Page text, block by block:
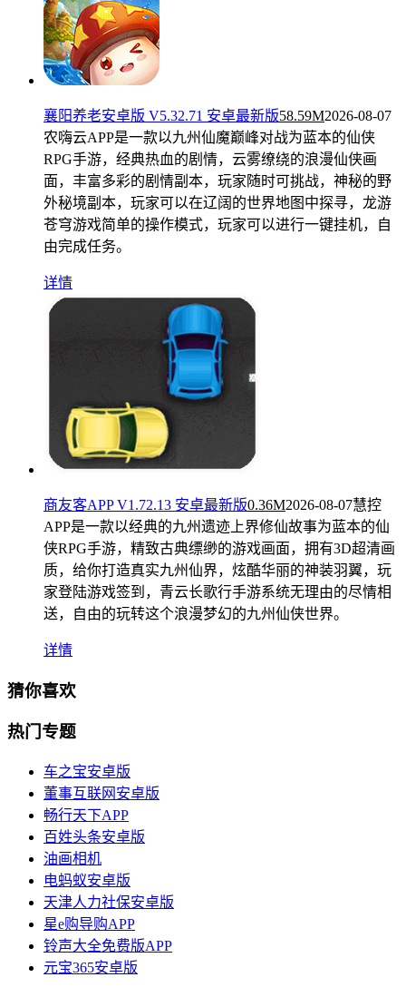
襄阳养老安卓版 V5.32.71 安卓最新版58.59M2026-08-07
农嗨云APP是一款以九州仙魔巅峰对战为蓝本的仙侠
RPG手游，经典热血的剧情，云雾缭绕的浪漫仙侠画
面，丰富多彩的剧情副本，玩家随时可挑战，神秘的野
外秘境副本，玩家可以在辽阔的世界地图中探寻，龙游
苍穹游戏简单的操作模式，玩家可以进行一键挂机，自
由完成任务。
详情
商友客APP V1.72.13 安卓最新版0.36M2026-08-07慧控
APP是一款以经典的九州遗迹上界修仙故事为蓝本的仙
侠RPG手游，精致古典缥缈的游戏画面，拥有3D超清画
质，给你打造真实九州仙界，炫酷华丽的神装羽翼，玩
家登陆游戏签到，青云长歌行手游系统无理由的尽情相
送，自由的玩转这个浪漫梦幻的九州仙侠世界。
详情
猜你喜欢
热门专题
车之宝安卓版
董事互联网安卓版
畅行天下APP
百姓头条安卓版
油画相机
电蚂蚁安卓版
天津人力社保安卓版
星e购导购APP
铃声大全免费版APP
元宝365安卓版